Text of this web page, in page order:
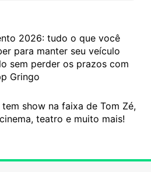
2026: tudo o que você
para manter seu veículo
sem perder os prazos com
Gringo
tem show na faixa de Tom Zé,
teatro e muito mais!